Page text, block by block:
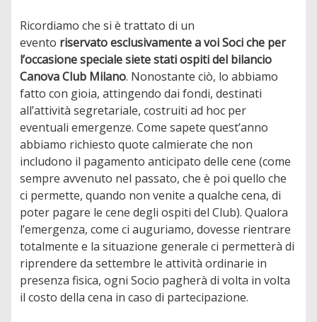
Ricordiamo che si è trattato di un
evento riservato esclusivamente a voi Soci che per
l’occasione speciale siete stati ospiti del bilancio
Canova Club Milano. Nonostante ciò, lo abbiamo
fatto con gioia, attingendo dai fondi, destinati
all’attività segretariale, costruiti ad hoc per
eventuali emergenze. Come sapete quest’anno
abbiamo richiesto quote calmierate che non
includono il pagamento anticipato delle cene (come
sempre avvenuto nel passato, che è poi quello che
ci permette, quando non venite a qualche cena, di
poter pagare le cene degli ospiti del Club). Qualora
l’emergenza, come ci auguriamo, dovesse rientrare
totalmente e la situazione generale ci permetterà di
riprendere da settembre le attività ordinarie in
presenza fisica, ogni Socio pagherà di volta in volta
il costo della cena in caso di partecipazione.